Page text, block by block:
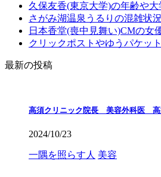
久保友香(東京大学)の年齢や
さがみ湖温泉うるりの混雑状
日本香堂(喪中見舞い)CMの女
クリックポストやゆうパケッ
最新の投稿
高須クリニック院長 美容外科医 高
2024/10/23
一隅を照らす人 美容